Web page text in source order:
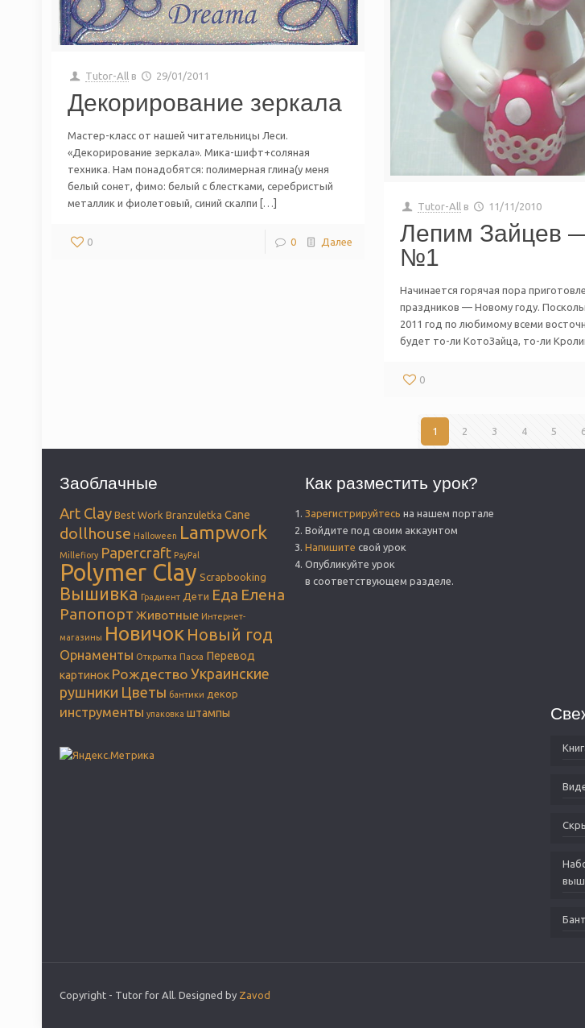
Tutor-All в 29/01/2011
Декорирование зеркала
Мастер-класс от нашей читательницы Леси.
«Декорирование зеркала». Мика-шифт+соляная
техника. Нам понадобятся: полимерная глина(у меня
белый сонет, фимо: белый с блестками, серебристый
металлик и фиолетовый, синий скалпи […]
0 0 Далее
Tutor-All в 11/11/2010
Лепим Зайцев
№1
Начинается горячая пора
праздников — Новому году.
2011 год по любимому всеми
будет то-ли КотоЗайца, то-ли
0
1 2 3 4 5
Заоблачные
Art Clay Best Work Branzuletka Cane
dollhouse Halloween Lampwork
Millefiory Papercraft PayPal
Polymer Clay Scrapbooking
Вышивка Градиент Дети Еда Елена
Рапопорт Животные Интернет-
магазины Новичок Новый год
Орнаменты Открытка Пасха Перевод
картинок Рождество Украинские
рушники Цветы бантики декор
инструменты упаковка штампы
Как разместить урок?
Зарегистрируйтесь на нашем портале
Войдите под своим аккаунтом
Напишите свой урок
Опубликуйте урок
в соответствующем разделе.
Copyright - Tutor for All. Designed by Zavod